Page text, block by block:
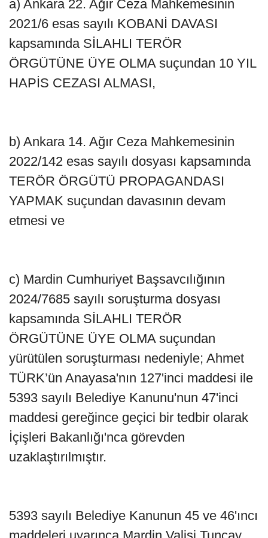
a) Ankara 22. Ağır Ceza Mahkemesinin
2021/6 esas sayılı KOBANİ DAVASI
kapsamında SİLAHLI TERÖR
ÖRGÜTÜNE ÜYE OLMA suçundan 10 YIL
HAPİS CEZASI ALMASI,
b) Ankara 14. Ağır Ceza Mahkemesinin
2022/142 esas sayılı dosyası kapsamında
TERÖR ÖRGÜTÜ PROPAGANDASI
YAPMAK suçundan davasının devam
etmesi ve
c) Mardin Cumhuriyet Başsavcılığının
2024/7685 sayılı soruşturma dosyası
kapsamında SİLAHLI TERÖR
ÖRGÜTÜNE ÜYE OLMA suçundan
yürütülen soruşturması nedeniyle; Ahmet
TÜRK’ün Anayasa'nın 127'inci maddesi ile
5393 sayılı Belediye Kanunu'nun 47'inci
maddesi gereğince geçici bir tedbir olarak
İçişleri Bakanlığı'nca görevden
uzaklaştırılmıştır.
5393 sayılı Belediye Kanunun 45 ve 46'ıncı